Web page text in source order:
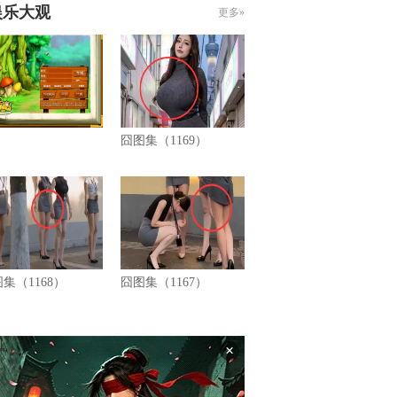
大观 更多»
囧图集（1169）
（1168） 囧图集（1167）
×